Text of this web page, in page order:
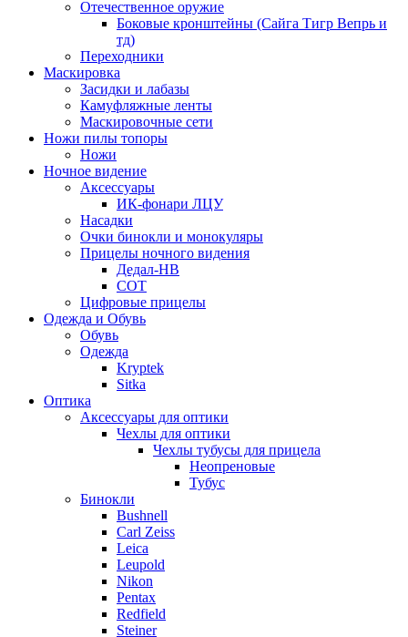
Отечественное оружие
Боковые кронштейны (Сайга Тигр Вепрь и
тд)
Переходники
Маскировка
Засидки и лабазы
Камуфляжные ленты
Маскировочные сети
Ножи пилы топоры
Ножи
Ночное видение
Аксессуары
ИК-фонари ЛЦУ
Насадки
Очки бинокли и монокуляры
Прицелы ночного видения
Дедал-НВ
СОТ
Цифровые прицелы
Одежда и Обувь
Обувь
Одежда
Kryptek
Sitka
Оптика
Аксессуары для оптики
Чехлы для оптики
Чехлы тубусы для прицела
Неопреновые
Тубус
Бинокли
Bushnell
Carl Zeiss
Leica
Leupold
Nikon
Pentax
Redfield
Steiner